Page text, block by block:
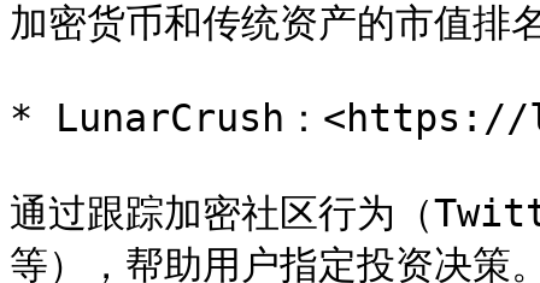
加密货币和传统资产的市值排
* LunarCrush：<https://
通过跟踪加密社区行为（
等），帮助用户指定投资决策